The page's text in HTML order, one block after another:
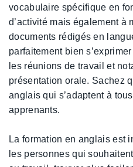
vocabulaire spécifique en
d’activité mais également à
documents rédigés en
parfaitement bien
les réunions de travail et
présentation orale. Sachez
anglais qui s’adaptent à
apprenants.
La formation en anglais est
les personnes qui